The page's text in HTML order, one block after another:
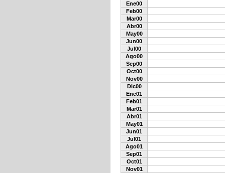
Ene00
Feb00
Mar00
Abr00
May00
Jun00
Jul00
Ago00
Sep00
Oct00
Nov00
Dic00
Ene01
Feb01
Mar01
Abr01
May01
Jun01
Jul01
Ago01
Sep01
Oct01
Nov01